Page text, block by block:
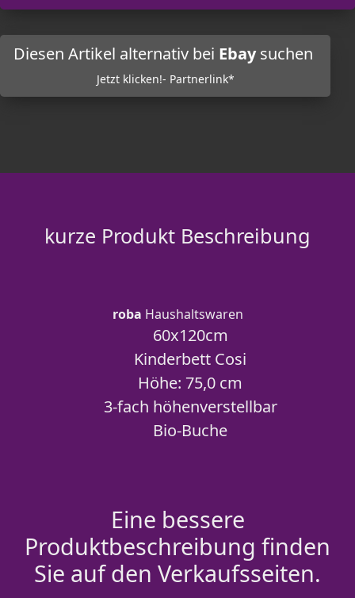
Diesen Artikel alternativ bei Ebaysuchen
Jetzt klicken!- Partnerlink*
kurze Produkt Beschreibung
roba Haushaltswaren
60x120cm
Kinderbett Cosi
Höhe: 75,0 cm
3-fach höhenverstellbar
Bio-Buche
Eine bessere
Produktbeschreibung finden
Sie auf den Verkaufsseiten.